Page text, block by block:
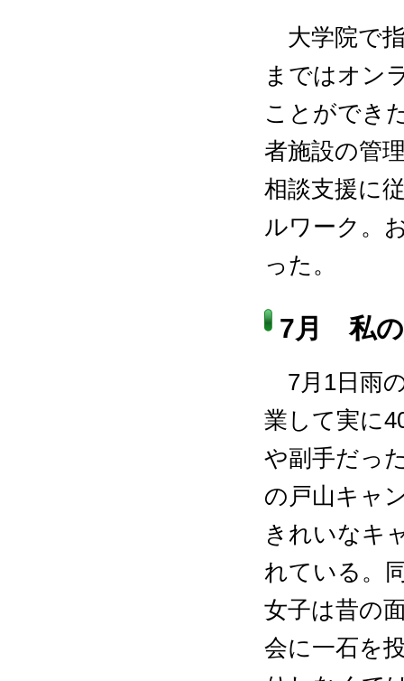
大学院で
まではオン
ことができ
者施設の管
相談支援に
ルワーク。
った。
7月 私の
7月1日雨
業して実に
や副手だっ
の戸山キャ
きれいなキ
れている。
女子は昔の
会に一石を